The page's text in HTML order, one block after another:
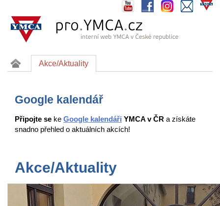
Google kalendář
Připojte se ke Google kalendáři YMCA v ČR a získáte
snadno přehled o aktuálních akcích!
Akce/Aktuality
Akce/Aktuality